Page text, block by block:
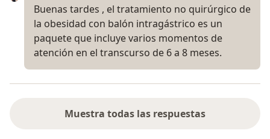
Buenas tardes , el tratamiento no quirúrgico de
la obesidad con balón intragástrico es un
paquete que incluye varios momentos de
atención en el transcurso de 6 a 8 meses.
Muestra todas las respuestas